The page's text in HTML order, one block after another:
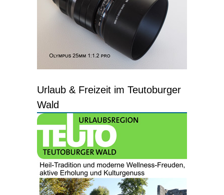
Urlaub & Freizeit im Teutoburger
Wald